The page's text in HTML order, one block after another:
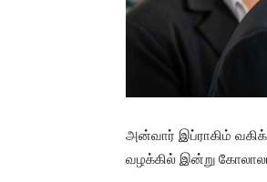
அன்வார் இப்ராகிம்
வழக்கில் இன்று